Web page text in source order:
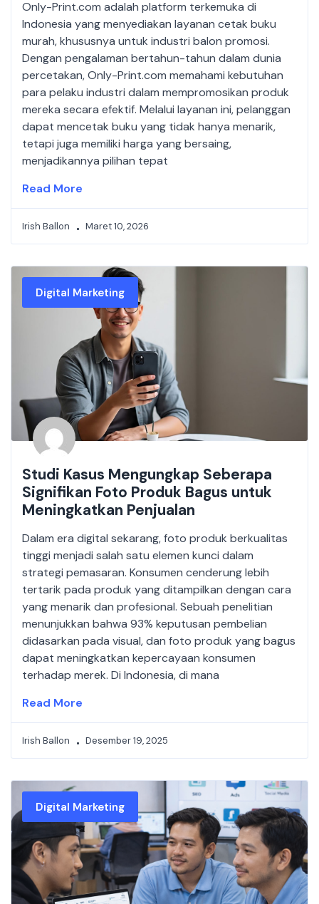
Only-Print.com adalah platform terkemuka di
Indonesia yang menyediakan layanan cetak buku
murah, khususnya untuk industri balon promosi.
Dengan pengalaman bertahun-tahun dalam dunia
percetakan, Only-Print.com memahami kebutuhan
para pelaku industri dalam mempromosikan produk
mereka secara efektif. Melalui layanan ini, pelanggan
dapat mencetak buku yang tidak hanya menarik,
tetapi juga memiliki harga yang bersaing,
menjadikannya pilihan tepat
Read More
Irish Ballon Maret 10, 2026
Digital Marketing
Studi Kasus Mengungkap Seberapa
Signifikan Foto Produk Bagus untuk
Meningkatkan Penjualan
Dalam era digital sekarang, foto produk berkualitas
tinggi menjadi salah satu elemen kunci dalam
strategi pemasaran. Konsumen cenderung lebih
tertarik pada produk yang ditampilkan dengan cara
yang menarik dan profesional. Sebuah penelitian
menunjukkan bahwa 93% keputusan pembelian
didasarkan pada visual, dan foto produk yang bagus
dapat meningkatkan kepercayaan konsumen
terhadap merek. Di Indonesia, di mana
Read More
Irish Ballon Desember 19, 2025
Digital Marketing